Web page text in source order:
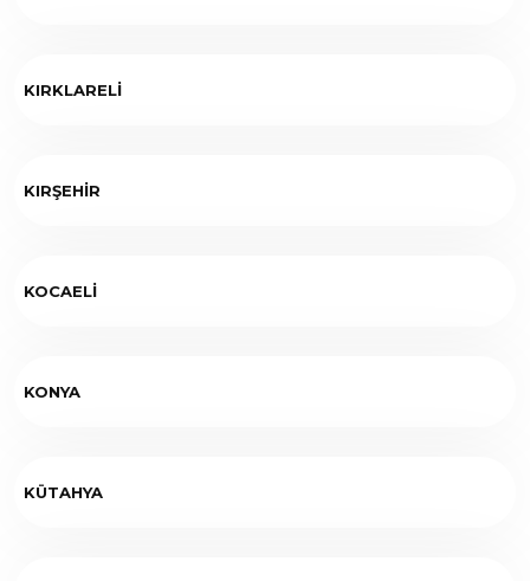
KIRKLARELİ
KIRŞEHİR
KOCAELİ
KONYA
KÜTAHYA